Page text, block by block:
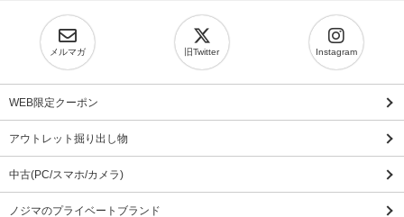
メルマガ 旧Twitter Instagram
WEB限定クーポン
アウトレット掘り出し物
中古(PC/スマホ/カメラ)
ノジマのプライベートブランド